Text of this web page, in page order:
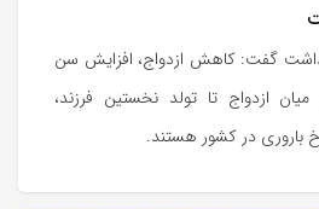
گفت: کاهش ازدواج، افزایش سن
ازدواج تا تولد نخستین فرزند،
باروری در کشور هستند.